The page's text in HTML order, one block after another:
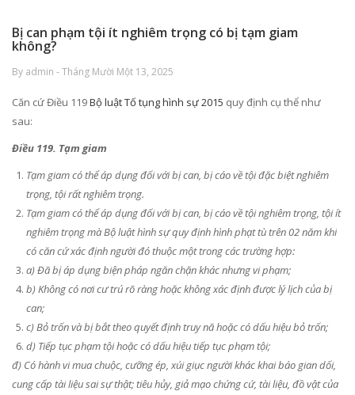
Bị can phạm tội ít nghiêm trọng có bị tạm giam
không?
By admin - Tháng Mười Một 13, 2025
Căn cứ Điều 119Bộ luật Tố tụng hình sự 2015 quy định cụ thể như
sau:
Điều 119. Tạm giam
Tạm giam có thể áp dụng đối với bị can, bị cáo về tội đặc biệt nghiêm
trọng, tội rất nghiêm trọng.
Tạm giam có thể áp dụng đối với bị can, bị cáo về tội nghiêm trọng, tội ít
nghiêm trọng mà Bộ luật hình sự quy định hình phạt tù trên 02 năm khi
có căn cứ xác định người đó thuộc một trong các trường hợp:
a) Đã bị áp dụng biện pháp ngăn chặn khác nhưng vi phạm;
b) Không có nơi cư trú rõ ràng hoặc không xác định được lý lịch của bị
can;
c) Bỏ trốn và bị bắt theo quyết định truy nã hoặc có dấu hiệu bỏ trốn;
d) Tiếp tục phạm tội hoặc có dấu hiệu tiếp tục phạm tội;
đ) Có hành vi mua chuộc, cưỡng ép, xúi giục người khác khai báo gian dối,
cung cấp tài liệu sai sự thật; tiêu hủy, giả mạo chứng cứ, tài liệu, đồ vật của